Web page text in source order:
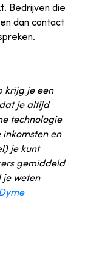
Bedrijven die
dan contact
krijg je een
je altijd
technologie
en
je kunt
gemiddeld
je weten